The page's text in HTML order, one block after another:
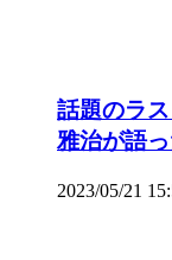
話題のラ
雅治が語っ
2023/05/21